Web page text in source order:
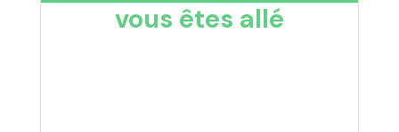
vous êtes allé